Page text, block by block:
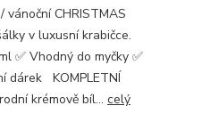
vánoční CHRISTMAS
v luxusní krabičce.
✅ Vhodný do myčky ✅
dárek KOMPLETNÍ
krémově bíl... celý